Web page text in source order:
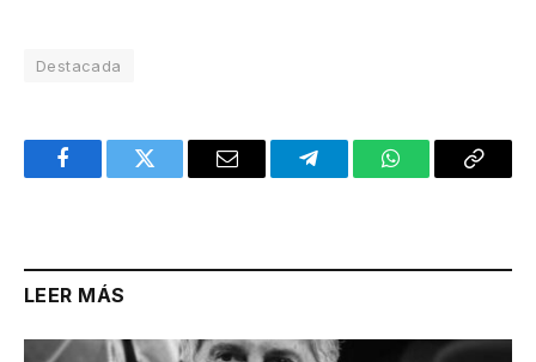
Destacada
FacebookTwitter Email TelegramWhatsAppCopy
LEER MÁS